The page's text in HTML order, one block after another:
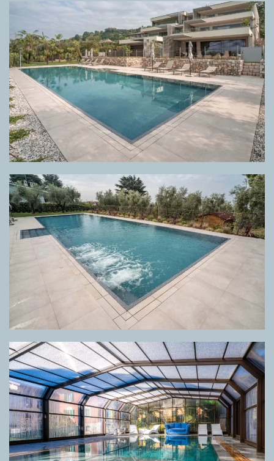
GRIGLIA DIRECTA META BEIGE, PAVIMENTO META BEIGE
GRIGLIA DIRECTA META BEIGE, PAVIMENTO META BEIGE
GRIGLIA DIRECTAWOOD NEW TEAK